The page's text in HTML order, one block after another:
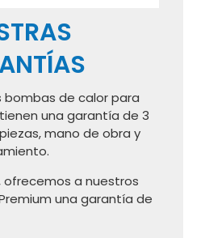
bombas de calor para
una garantía de 3
mano de obra y
ofrecemos a nuestros
una garantía de